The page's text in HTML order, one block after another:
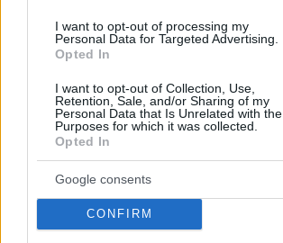
I want to opt-out of processing my
Personal Data for Targeted Advertising.
Opted In
I want to opt-out of Collection, Use,
Retention, Sale, and/or Sharing of my
Personal Data that Is Unrelated with the
Purposes for which it was collected.
Opted In
Google consents
CONFIRM